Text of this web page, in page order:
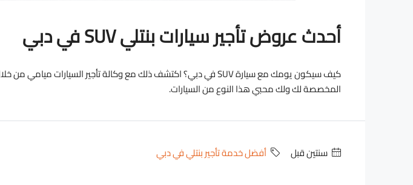
أحدث عروض تأجير سيارات بنتلي SUV في دبي
المخصصة لك ولك محبي هذا النوع من السيارات.
‏سنتين قبل أفضل خدمة تأجير بنتلي في دبي